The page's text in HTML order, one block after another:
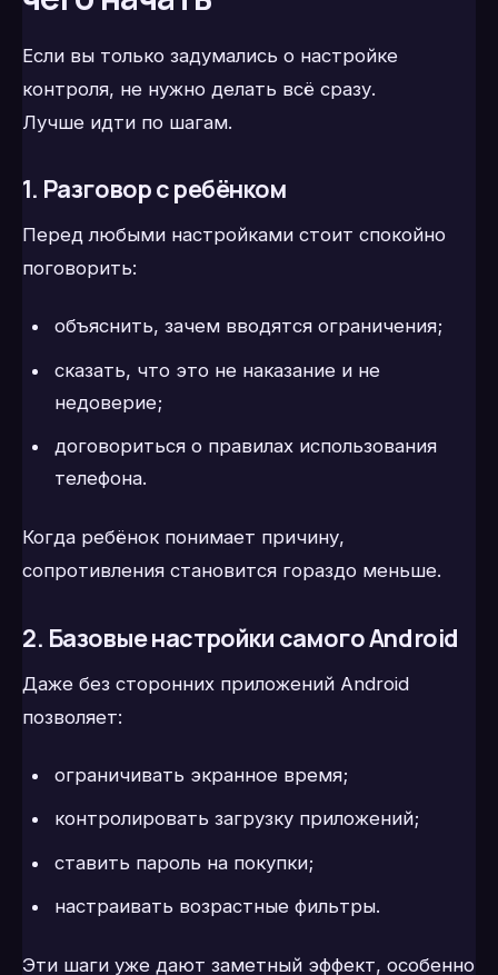
Если вы только задумались о настройке
контроля, не нужно делать всё сразу.
Лучше идти по шагам.
1. Разговор с ребёнком
Перед любыми настройками стоит спокойно
поговорить:
объяснить, зачем вводятся ограничения;
сказать, что это не наказание и не
недоверие;
договориться о правилах использования
телефона.
Когда ребёнок понимает причину,
сопротивления становится гораздо меньше.
2. Базовые настройки самого Android
Даже без сторонних приложений Android
позволяет:
ограничивать экранное время;
контролировать загрузку приложений;
ставить пароль на покупки;
настраивать возрастные фильтры.
Эти шаги уже дают заметный эффект, особенно